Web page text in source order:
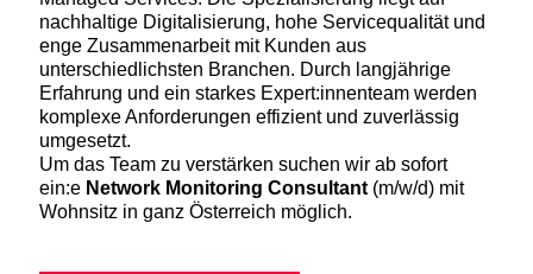
nachhaltige Digitalisierung, hohe Servicequalität und
enge Zusammenarbeit mit Kunden aus
unterschiedlichsten Branchen. Durch langjährige
Erfahrung und ein starkes Expert:innenteam werden
komplexe Anforderungen effizient und zuverlässig
umgesetzt.
Um das Team zu verstärken suchen wir ab sofort
ein:e Network Monitoring Consultant(m/w/d) mit
Wohnsitz in ganz Österreich möglich.